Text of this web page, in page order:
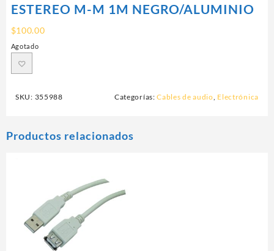
ESTEREO M-M 1M NEGRO/ALUMINIO
$100.00
Agotado
SKU: 355988 Categorías:Cables de audio, Electrónica
Productos relacionados